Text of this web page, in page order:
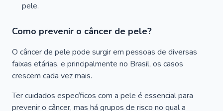
pele.
Como prevenir o câncer de pele?
O câncer de pele pode surgir em pessoas de diversas
faixas etárias, e principalmente no Brasil, os casos
crescem cada vez mais.
Ter cuidados específicos com a pele é essencial para
prevenir o câncer, mas há grupos de risco no qual a